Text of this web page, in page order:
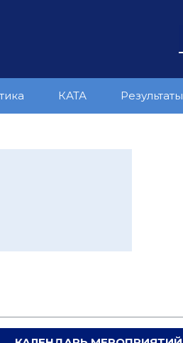
КАТА Результаты